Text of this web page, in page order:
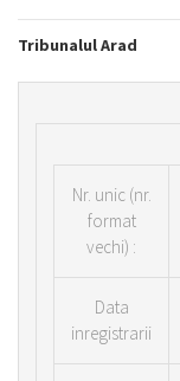
Tribunalul Arad
Nr. unic (nr.
format
vechi) :
Data
inregistrarii